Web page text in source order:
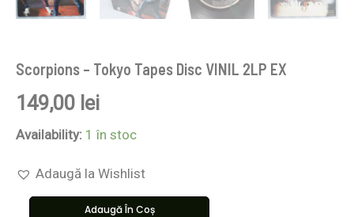
Scorpions ‎– Tokyo Tapes Disc VINIL 2LP EX
149,00 lei
Availability: 1 în stoc
Adaugă la Wishlist
Adaugă În Coș